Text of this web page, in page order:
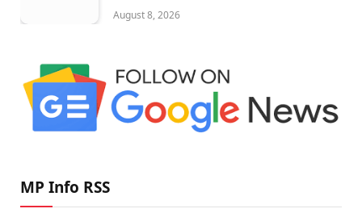
August 8, 2026
MP Info RSS